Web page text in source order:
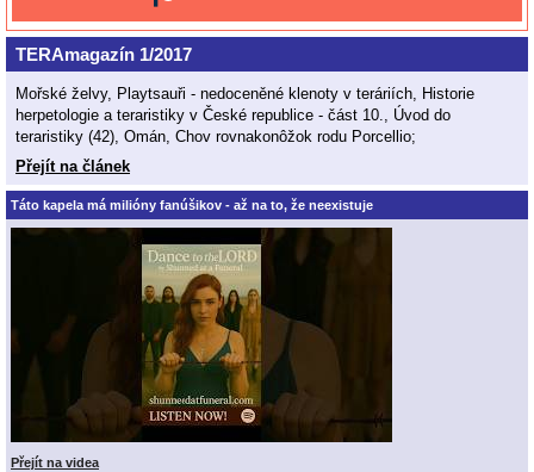
TERAmagazín 1/2017
Mořské želvy, Playtsauři - nedoceněné klenoty v teráriích, Historie
herpetologie a teraristiky v České republice - část 10., Úvod do
teraristiky (42), Omán, Chov rovnakonôžok rodu Porcellio;
Přejít na článek
Táto kapela má milióny fanúšikov - až na to, že neexistuje
Přejít na videa